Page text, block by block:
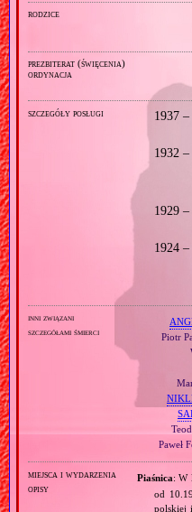
rodzice
prezbiterat (święcenia)
ordynacja
szczegóły posługi 1937
1932
1929 –
1924
inni związani
szczegółami śmierci
Piotr
Paweł
miejsca i wydarzenia
opisy
Piaśnica: W
od
polskiej